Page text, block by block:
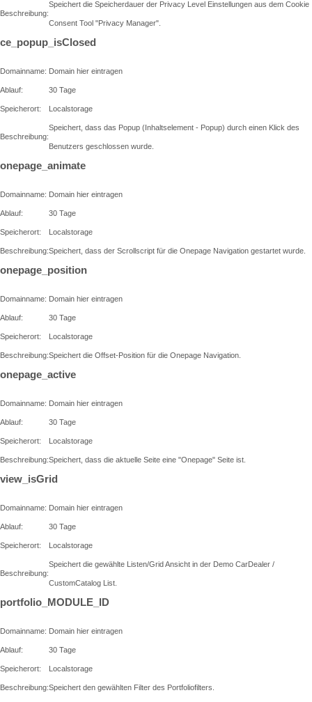
Beschreibung:
Speichert die Speicherdauer der Privacy Level Einstellungen aus dem Cookie
Consent Tool "Privacy Manager".
ce_popup_isClosed
Domainname: Domain hier eintragen
Ablauf: 30 Tage
Speicherort: Localstorage
Beschreibung:
Speichert, dass das Popup (Inhaltselement - Popup) durch einen Klick des
Benutzers geschlossen wurde.
onepage_animate
Domainname: Domain hier eintragen
Ablauf: 30 Tage
Speicherort: Localstorage
Beschreibung:Speichert, dass der Scrollscript für die Onepage Navigation gestartet wurde.
onepage_position
Domainname: Domain hier eintragen
Ablauf: 30 Tage
Speicherort: Localstorage
Beschreibung:Speichert die Offset-Position für die Onepage Navigation.
onepage_active
Domainname: Domain hier eintragen
Ablauf: 30 Tage
Speicherort: Localstorage
Beschreibung:Speichert, dass die aktuelle Seite eine "Onepage" Seite ist.
view_isGrid
Domainname: Domain hier eintragen
Ablauf: 30 Tage
Speicherort: Localstorage
Beschreibung:
Speichert die gewählte Listen/Grid Ansicht in der Demo CarDealer /
CustomCatalog List.
portfolio_MODULE_ID
Domainname: Domain hier eintragen
Ablauf: 30 Tage
Speicherort: Localstorage
Beschreibung:Speichert den gewählten Filter des Portfoliofilters.